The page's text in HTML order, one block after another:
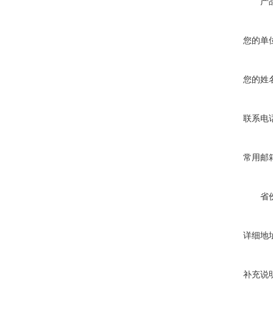
您的单
您的姓
联系电
常用邮
省
详细地
补充说